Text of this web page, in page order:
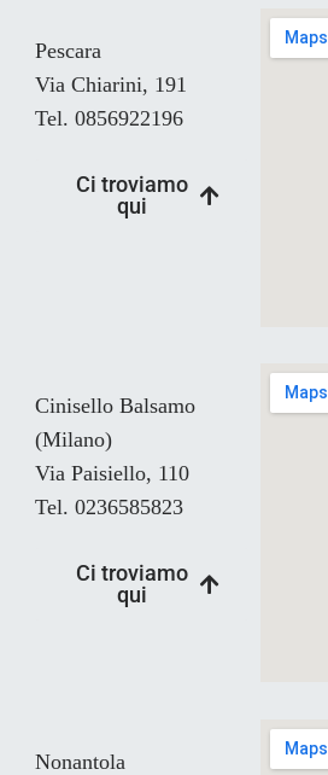
Pescara
Via Chiarini, 191
Tel. 0856922196
Ci troviamo
qui
Cinisello Balsamo
(Milano)
Via Paisiello, 110
Tel. 0236585823
Ci troviamo
qui
Nonantola